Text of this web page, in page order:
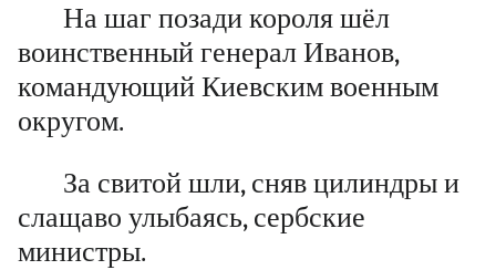
На шаг позади короля шёл
воинственный генерал Иванов,
командующий Киевским военным
округом.
За свитой шли, сняв цилиндры и
слащаво улыбаясь, сербские
министры.